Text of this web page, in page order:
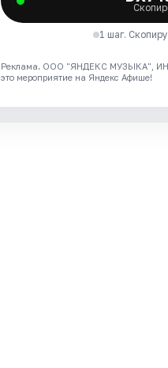
1 шаг.
Реклама. ООО "ЯНДЕКС МУЗЫКА",
это мероприятие на Яндекс Афише!